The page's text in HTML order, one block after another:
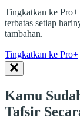
Tingkatkan ke Pro+
terbatas setiap
tambahan.
Tingkatkan ke Pro+
Kamu
Tafsir